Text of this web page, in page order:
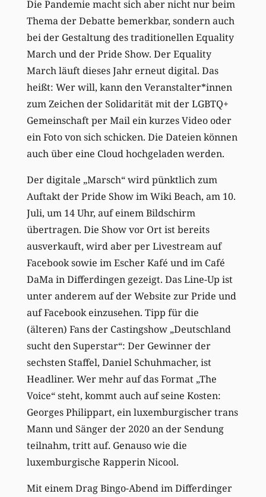
Die Pandemie macht sich aber nicht nur beim
Thema derDebatte bemerkbar, sondern auch
bei der Gestaltung des traditionellen Equality
March und der Pride Show. Der Equality
March läuft dieses Jahr erneut digital. Das
heißt: Wer will, kann den Veranstalter*innen
zumZeichender Solidarität mit der LGBTQ+
Gemeinschaft per Mail ein kurzes Video oder
ein Foto von sich schicken. Die Dateien können
auch über eine Cloud hochgeladen werden.
Der digitale „Marsch“ wird pünktlich zum
Auftakt der Pride Show im Wiki Beach, am 10.
Juli, um 14 Uhr, auf einem Bildschirm
übertragen. Die Show vor Ort ist bereits
ausverkauft, wird aber per Livestream auf
Facebook sowie im Escher Kafé und im Café
DaMa in Differdingen gezeigt. Das Line-Up ist
unter anderem auf der Website zur Pride und
auf Facebook einzusehen. Tipp fürdie
(älteren) Fans der Castingshow „Deutschland
sucht den Superstar“: Der Gewinner der
sechsten Staffel, Daniel Schuhmacher, ist
Headliner. Wer mehr auf das Format „The
Voice“steht, kommt auch auf seine Kosten:
Georges Philippart, ein luxemburgischer trans
Mann und Sänger der 2020 an der Sendung
teilnahm, tritt auf. Genauso wie die
luxemburgische Rapperin Nicool.
Mit einem Drag Bingo-Abend im Differdinger